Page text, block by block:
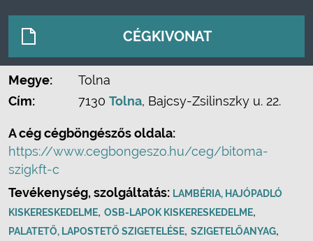
CÉGKIVONAT
Megye:
Tolna
Cím:
7130 Tolna, Bajcsy-Zsilinszky u. 22.
A cég cégböngészős oldala:
https://www.cegbongeszo.hu/ceg/bitoma-
szigkft-c
Tevékenység, szolgáltatás: LAMBÉRIA, HAJÓPADLÓ
KISKERESKEDELME, OSB-LAPOK KISKERESKEDELME,
PALATETŐ, LAPOSTETŐ SZIGETELÉSE, SZIGETELŐANYAG,